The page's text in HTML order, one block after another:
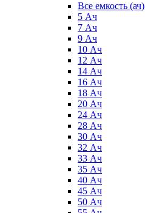
Все емкость (ач)
5 Ач
7 Ач
9 Ач
10 Ач
12 Ач
14 Ач
16 Ач
18 Ач
20 Ач
24 Ач
28 Ач
30 Ач
32 Ач
33 Ач
35 Ач
40 Ач
45 Ач
50 Ач